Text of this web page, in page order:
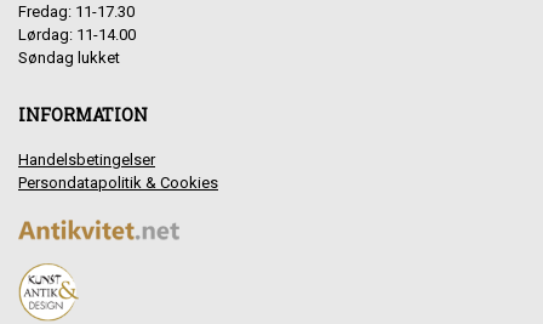
Fredag: 11-17.30
Lørdag: 11-14.00
Søndag lukket
INFORMATION
Handelsbetingelser
Persondatapolitik & Cookies